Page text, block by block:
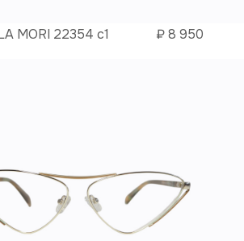
MORI 22354 c1 ₽8 950